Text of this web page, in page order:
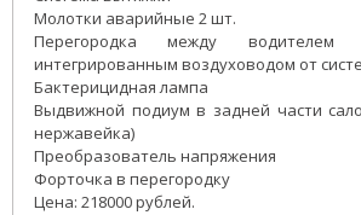
Молотки аварийные 2 шт.
Перегородка между
интегрированным воздуховодом от
Бактерицидная лампа
Выдвижной подиум в задней части
нержавейка)
Преобразователь напряжения
Форточка в перегородку
Цена: 218000 рублей.